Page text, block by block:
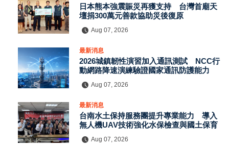
日本熊本強震賑災再獲支持 台灣首廟天
壇捐300萬元善款協助災後復原
Aug 07, 2026
最新消息
2026城鎮韌性演習加入通訊測試 NCC行
動網路降速演練驗證國家通訊防護能力
Aug 07, 2026
最新消息
台南水土保持服務團提升專業能力 導入
無人機UAV技術強化水保檢查與國土保育
Aug 07, 2026